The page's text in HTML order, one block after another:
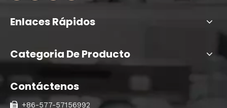
Enlaces Rápidos
Categoria De Producto
Contáctenos
 +86-577-57156992